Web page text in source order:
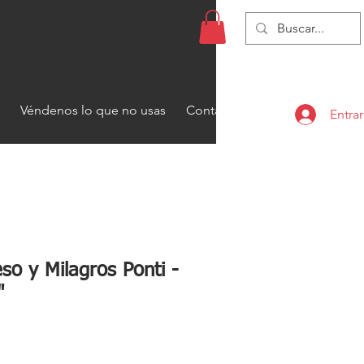
Véndenos lo que no usas Contacto Entrar
y Milagros Ponti -